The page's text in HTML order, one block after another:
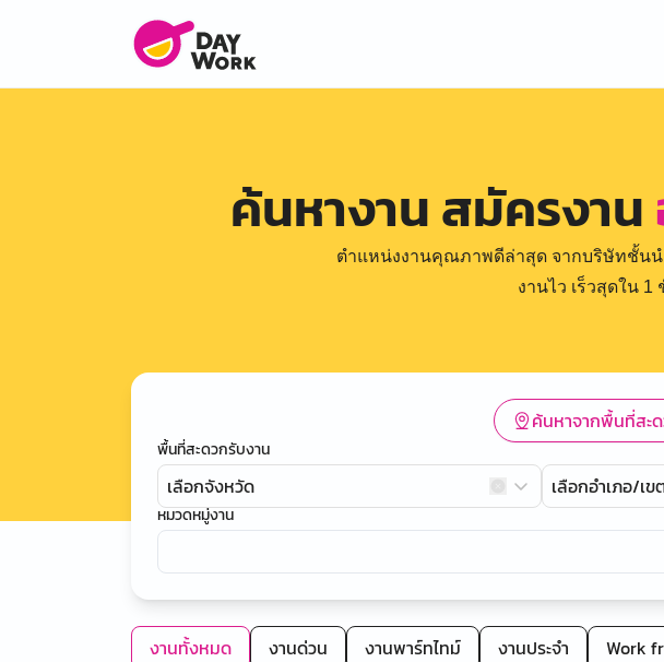
ค้นหางาน สมัครงาน
ตำแหน่งงานคุณภาพดีล่าสุด จากบริษัทชั้น
งานไว เร็วสุดใน
ค้นหาจากพื้นที่สะ
พื้นที่สะดวกรับงาน
เลือกจังหวัด เลือกอำเภอ/เข
หมวดหมู่งาน
งานทั้งหมด งานด่วน งานพาร์ทไทม์ งานประจำ Work